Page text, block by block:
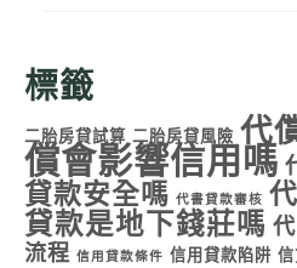
標籤
二胎房貸試算 二胎房貸風險 代
償會影響信用嗎
貸款安全嗎 代書貸款審核
貸款是地下錢莊嗎
流程 信用貸款條件 信用貸款陷阱